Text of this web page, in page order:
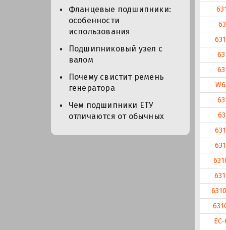
Фланцевые подшипники:
особенности
использования
Подшипниковый узел с
валом
Почему свистит ремень
генератора
Чем подшипники ЕТУ
отличаются от обычных